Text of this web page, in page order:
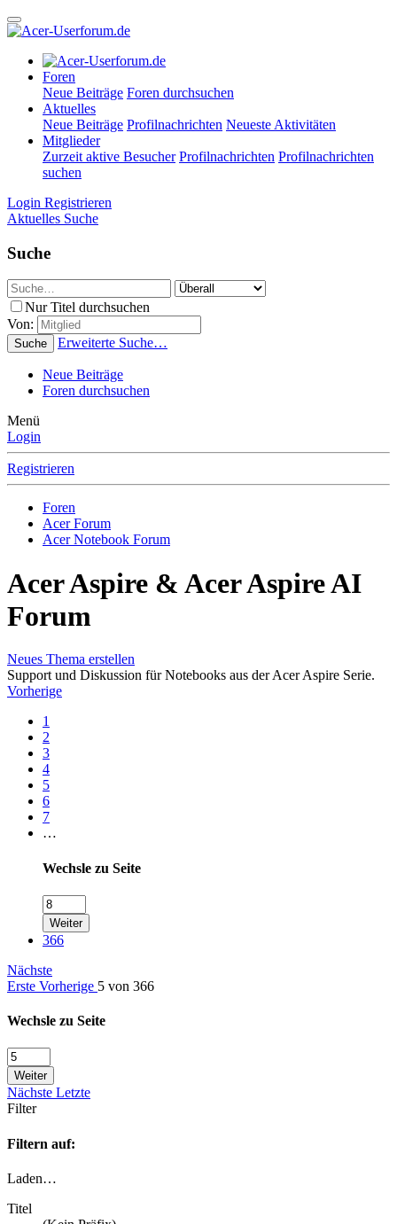
Foren
Neue Beiträge Foren durchsuchen
Aktuelles
Neue Beiträge Profilnachrichten Neueste Aktivitäten
Mitglieder
Zurzeit aktive Besucher Profilnachrichten Profilnachrichten
suchen
Login Registrieren
Aktuelles Suche
Suche
Nur Titel durchsuchen
Von:
Suche Erweiterte Suche…
Neue Beiträge
Foren durchsuchen
Menü
Login
Registrieren
Foren
Acer Forum
Acer Notebook Forum
Acer Aspire & Acer Aspire AI
Forum
Neues Thema erstellen
Support und Diskussion für Notebooks aus der Acer Aspire Serie.
Vorherige
1
2
3
4
5
6
7
…
Wechsle zu Seite
Weiter
366
Nächste
Erste Vorherige 5 von 366
Wechsle zu Seite
Weiter
Nächste Letzte
Filter
Filtern auf:
Laden…
Titel